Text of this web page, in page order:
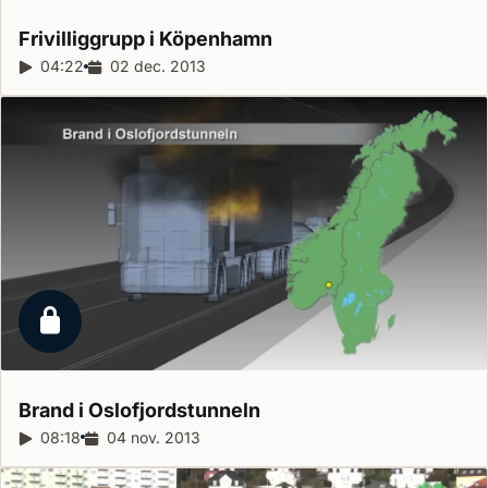
Frivilliggrupp i Köpenhamn
Reportagelängd:
04:22 Releasedatum:
02 dec. 2013
Låst reportage
Brand i Oslofjordstunneln
Reportagelängd:
08:18 Releasedatum:
04 nov. 2013